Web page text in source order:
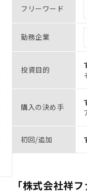
フリーワード
勤務企業
投資目的
購入の決め手
初回/追加
「株式会社祥フ